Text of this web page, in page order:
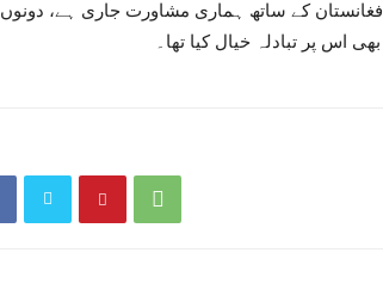
کے ساتھ ہماری مشاورت جاری ہے، دونوں
اس پر تبادلہ خیال کیا تھا۔